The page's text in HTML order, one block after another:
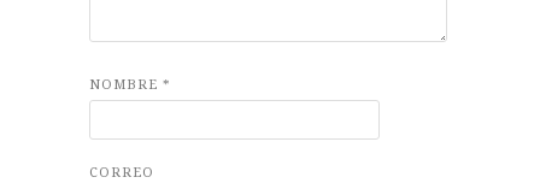
NOMBRE *
CORREO